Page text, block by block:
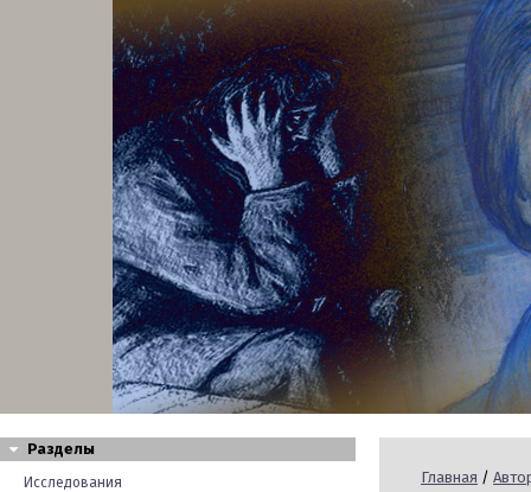
Разделы
Исследования
Главная /